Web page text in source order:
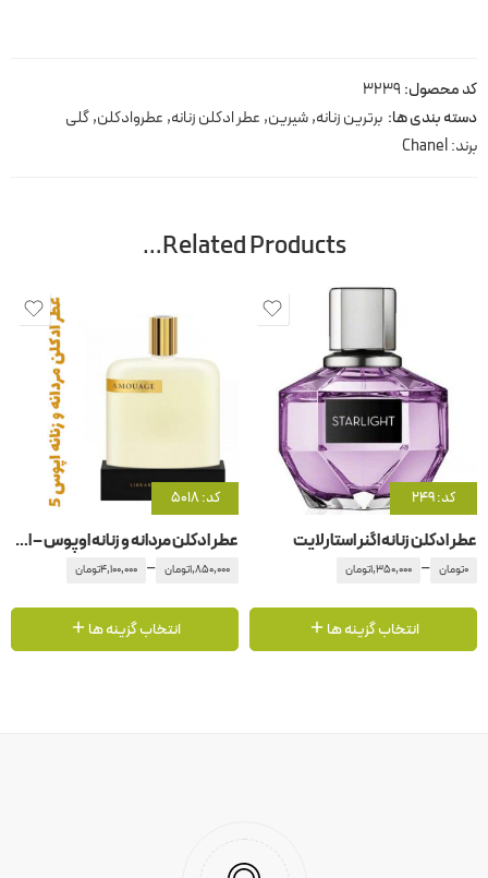
کد محصول:3239
دسته بندی ها: برترین زنانه,شیرین, عطر ادکلن زنانه, عطروادکلن,گلی
برند:Chanel
Related Products…
کد: 249
عطر ادکلن زنانه اگنر استارلایت
0تومان –
1,350,000تومان
انتخاب گزینه ها
کد: 5018
عطر ادکلن مردانه و زنانه اوپوس – اپوس 5 آمواج – آمواژ
1,850,000تومان –
4,100,000تومان
انتخاب گزینه ها